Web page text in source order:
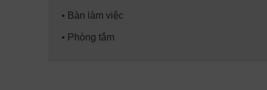
• Bàn làm việc
• Phòng tắm